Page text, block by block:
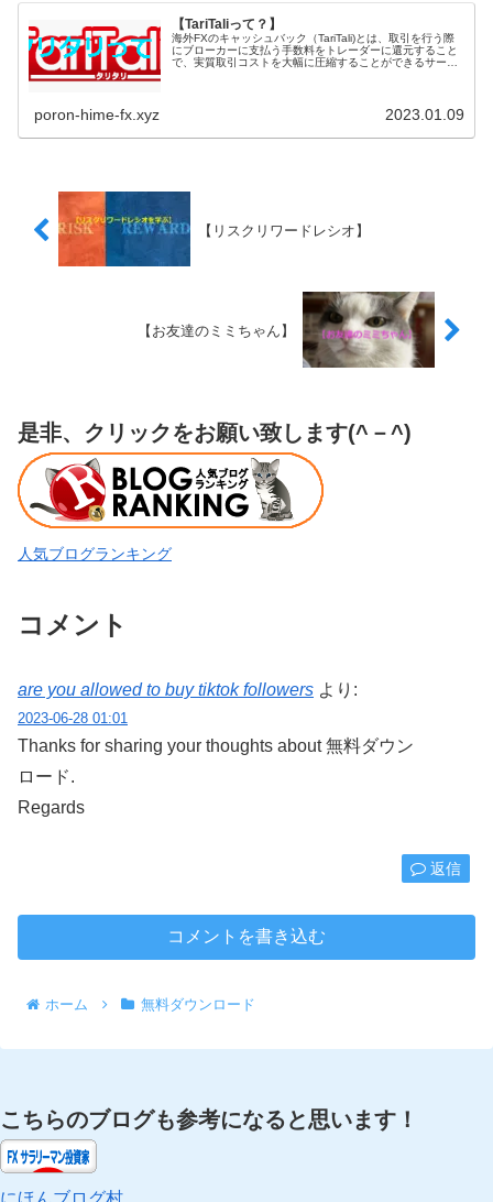
【TariTaliって？】
海外FXのキャッシュバック（TariTali)とは、取引を行う際
にブローカーに支払う手数料をトレーダーに還元すること
で、実質取引コストを大幅に圧縮することができるサービ
poron-hime-fx.xyz 2023.01.09
【リスクリワードレシオ】
【お友達のミミちゃん】
是非、クリックをお願い致します(^－^)
人気ブログランキング
コメント
are you allowed to buy tiktok followers より:
2023-06-28 01:01
Thanks for sharing your thoughts about 無料ダウン
ロード.
Regards
返信
コメントを書き込む
ホーム 無料ダウンロード
こちらのブログも参考になると思います！
にほんブログ村